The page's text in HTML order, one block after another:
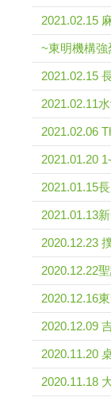
2021.02.15
~東明機構
2021.02.15
2021.02.11
2021.02.06
2021.01.20
2021.01.15
2021.01.13
2020.12.23
2020.12.22
2020.12.16
2020.12.09
2020.11.20
2020.11.18